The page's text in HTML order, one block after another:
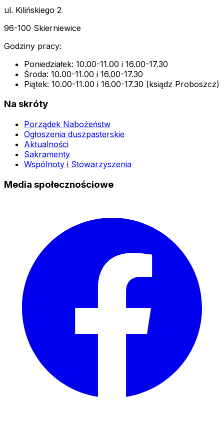
ul. Kilińskiego 2
96-100 Skierniewice
Godziny pracy:
Poniedziałek: 10.00-11.00 i 16.00-17.30
Środa: 10.00-11.00 i 16.00-17.30
Piątek: 10.00-11.00 i 16.00-17.30 (ksiądz Proboszcz)
Na skróty
Porządek Nabożeństw
Ogłoszenia duszpasterskie
Aktualności
Sakramenty
Wspólnoty i Stowarzyszenia
Media społecznościowe